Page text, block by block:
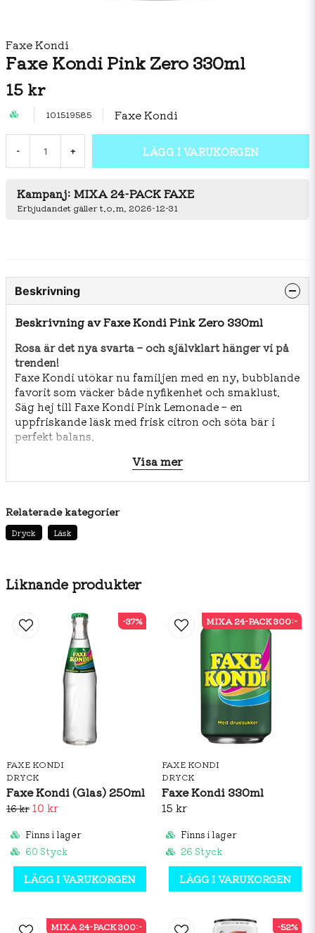
Faxe Kondi
Faxe Kondi Pink Zero 330ml
15 kr
101519585 Faxe Kondi
- + LÄGG I VARUKORGEN
Kampanj: MIXA 24-PACK FAXE
Erbjudandet gäller t.o.m. 2026-12-31
Liknande produkter
FAXE KONDI
DRYCK
Faxe Kondi (Glas) 250ml
16 kr 10 kr
Finns i lager
60 Styck
LÄGG I VARUKORGEN
-37%
FAXE KONDI
DRYCK
Faxe Kondi 330ml
15 kr
Finns i lager
26 Styck
LÄGG I VARUKORGEN
MIXA 24-PACK 300:-
MIXA 24-PACK 300:- -52%
Beskrivning
Beskrivning av Faxe Kondi Pink Zero 330ml
Rosa är det nya svarta – och självklart hänger vi på
trenden!
Faxe Kondi utökar nu familjen med en ny, bubblande
favorit som väcker både nyfikenhet och smaklust.
Säg hej till Faxe Kondi Pink Lemonade – en
uppfriskande läsk med frisk citron och söta bär i
perfekt balans.
något nytt, fräscht och spännande från Danmarks
mest älskade läskedryck.
Ingrediensförteckning:
Vatten, koldioxid, syra (E330), surhetsreglerande
stabiliseringsmedel (E414, E445), naturlig arom,
Visa mer
Relaterade kategorier
Dryck Läsk